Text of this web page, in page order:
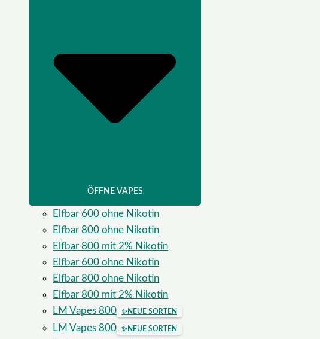
ÖFFNE VAPES
Elfbar 600 ohne Nikotin
Elfbar 800 ohne Nikotin
Elfbar 800 mit 2% Nikotin
Elfbar 600 ohne Nikotin
Elfbar 800 ohne Nikotin
Elfbar 800 mit 2% Nikotin
LM Vapes 800
✨NEUE SORTEN
LM Vapes 800 ✨NEUE SORTEN